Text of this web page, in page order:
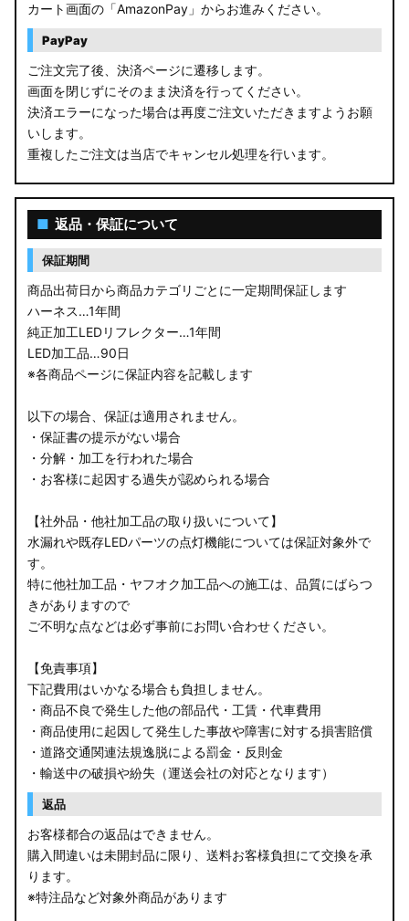
カート画面の「AmazonPay」からお進みください。
PayPay
ご注文完了後、決済ページに遷移します。
画面を閉じずにそのまま決済を行ってください。
決済エラーになった場合は再度ご注文いただきますようお願
いします。
重複したご注文は当店でキャンセル処理を行います。
■ 返品・保証について
保証期間
商品出荷日から商品カテゴリごとに一定期間保証します
ハーネス…1年間
純正加工LEDリフレクター…1年間
LED加工品…90日
※各商品ページに保証内容を記載します
以下の場合、保証は適用されません。
・保証書の提示がない場合
・分解・加工を行われた場合
・お客様に起因する過失が認められる場合
【社外品・他社加工品の取り扱いについて】
水漏れや既存LEDパーツの点灯機能については保証対象外で
す。
特に他社加工品・ヤフオク加工品への施工は、品質にばらつ
きがありますので
ご不明な点などは必ず事前にお問い合わせください。
【免責事項】
下記費用はいかなる場合も負担しません。
・商品不良で発生した他の部品代・工賃・代車費用
・商品使用に起因して発生した事故や障害に対する損害賠償
・道路交通関連法規逸脱による罰金・反則金
・輸送中の破損や紛失（運送会社の対応となります）
返品
お客様都合の返品はできません。
購入間違いは未開封品に限り、送料お客様負担にて交換を承
ります。
※特注品など対象外商品があります